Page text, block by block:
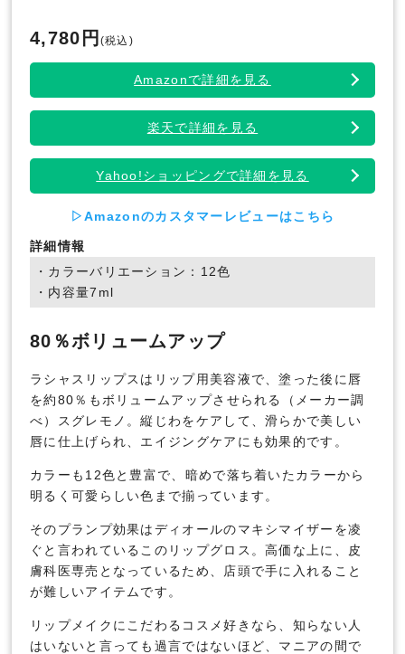
4,780円 (税込)
Amazonで詳細を見る
楽天で詳細を見る
Yahoo!ショッピングで詳細を見る
▷Amazonのカスタマーレビューはこちら
詳細情報
・カラーバリエーション：12色
・内容量7ml
80％ボリュームアップ
ラシャスリップスはリップ用美容液で、塗った後に唇
を約80％もボリュームアップさせられる（メーカー調
べ）スグレモノ。縦じわをケアして、滑らかで美しい
唇に仕上げられ、エイジングケアにも効果的です。
カラーも12色と豊富で、暗めで落ち着いたカラーから
明るく可愛らしい色まで揃っています。
そのプランプ効果はディオールのマキシマイザーを凌
ぐと言われているこのリップグロス。高価な上に、皮
膚科医専売となっているため、店頭で手に入れること
が難しいアイテムです。
リップメイクにこだわるコスメ好きなら、知らない人
はいないと言っても過言ではないほど、マニアの間で